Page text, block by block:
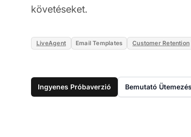
követéseket.
LiveAgent Email Templates Customer Retention
Ingyenes Próbaverzió Bemutató